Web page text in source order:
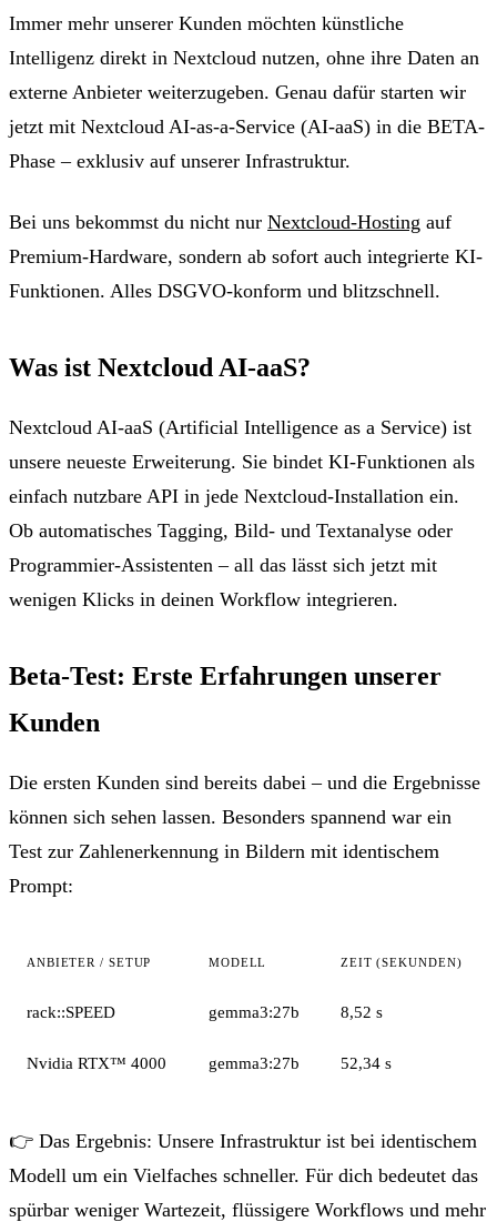
Immer mehr unserer Kunden möchten künstliche
Intelligenz direkt in Nextcloud nutzen, ohne ihre Daten an
externe Anbieter weiterzugeben. Genau dafür starten wir
jetzt mit Nextcloud AI-as-a-Service (AI-aaS) in die BETA-
Phase – exklusiv auf unserer Infrastruktur.
Bei uns bekommst du nicht nur Nextcloud-Hosting auf
Premium-Hardware, sondern ab sofort auch integrierte KI-
Funktionen. Alles DSGVO-konform und blitzschnell.
Was ist Nextcloud AI-aaS?
Nextcloud AI-aaS (Artificial Intelligence as a Service) ist
unsere neueste Erweiterung. Sie bindet KI-Funktionen als
einfach nutzbare API in jede Nextcloud-Installation ein.
Ob automatisches Tagging, Bild- und Textanalyse oder
Programmier-Assistenten – all das lässt sich jetzt mit
wenigen Klicks in deinen Workflow integrieren.
Beta-Test: Erste Erfahrungen unserer
Kunden
Die ersten Kunden sind bereits dabei – und die Ergebnisse
können sich sehen lassen. Besonders spannend war ein
Test zur Zahlenerkennung in Bildern mit identischem
Prompt:
ANBIETER / SETUP MODELL ZEIT (SEKUNDEN)
rack::SPEED gemma3:27b 8,52 s
Nvidia RTX™ 4000 gemma3:27b 52,34 s
👉 Das Ergebnis: Unsere Infrastruktur ist bei identischem
Modell um ein Vielfaches schneller. Für dich bedeutet das
spürbar weniger Wartezeit, flüssigere Workflows und mehr